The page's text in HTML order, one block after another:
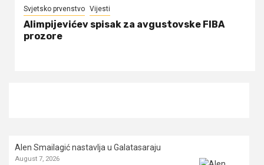
Svjetsko prvenstvo Vijesti
Alimpijevićev spisak za avgustovske FIBA
prozore
Alen Smailagić nastavlja u Galatasaraju
August 7, 2026